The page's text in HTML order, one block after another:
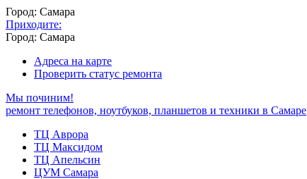
Город: Самара
Приходите:
Город: Самара
Адреса на карте
Проверить статус ремонта
Мы починим!
ремонт телефонов, ноутбуков, планшетов и техники в Самаре
ТЦ Аврора
ТЦ Максидом
ТЦ Апельсин
ЦУМ Самара